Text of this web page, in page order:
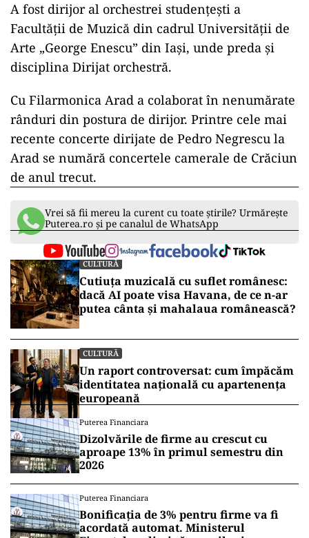
A fost dirijor al orchestrei studențești a
Facultății de Muzică din cadrul Universității de
Arte „George Enescu” din Iași, unde preda și
disciplina Dirijat orchestră.
Cu Filarmonica Arad a colaborat în nenumărate
rânduri din postura de dirijor. Printre cele mai
recente concerte dirijate de Pedro Negrescu la
Arad se numără concertele camerale de Crăciun
de anul trecut.
Vrei să fii mereu la curent cu toate știrile? Urmărește
Puterea.ro și pe canalul de WhatsApp
CULTURĂ
Cutiuța muzicală cu suflet românesc:
dacă AI poate visa Havana, de ce n-ar
putea cânta și mahalaua românească?
CULTURĂ
Un raport controversat: cum împăcăm
identitatea națională cu apartenența
europeană
Puterea Financiara
Dizolvările de firme au crescut cu
aproape 13% în primul semestru din
2026
Puterea Financiara
Bonificația de 3% pentru firme va fi
acordată automat. Ministerul